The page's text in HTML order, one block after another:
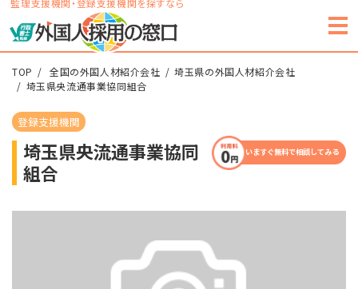
監理支援機関・登録支援機関を探すなら
TOP 全国の外国人材紹介会社
埼玉県の外国人材紹介会社
埼玉県央流通事業協同組合
登録支援機関
埼玉県央流通事業協同
組合
いますぐ無料で相談してみる